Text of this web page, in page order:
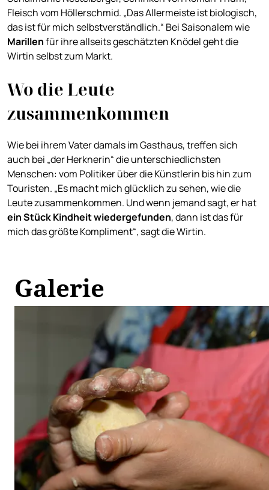
Fleisch vom Höllerschmid. „Das Allermeiste ist biologisch,
das ist für mich selbstverständlich.“ Bei Saisonalem wie
Marillenfür ihre allseits geschätzten Knödel geht die
Wirtin selbst zum Markt.
Wo die Leute
zusammenkommen
Wie bei ihrem Vater damals im Gasthaus, treffen sich
auch bei „der Herknerin“ die unterschiedlichsten
Menschen: vom Politiker über die Künstlerin bis hin zum
Touristen. „Es macht mich glücklich zu sehen, wie die
Leute zusammenkommen. Und wenn jemand sagt, er hat
ein Stück Kindheit wiedergefunden, dann ist das für
mich das größte Kompliment“, sagt die Wirtin.
Galerie